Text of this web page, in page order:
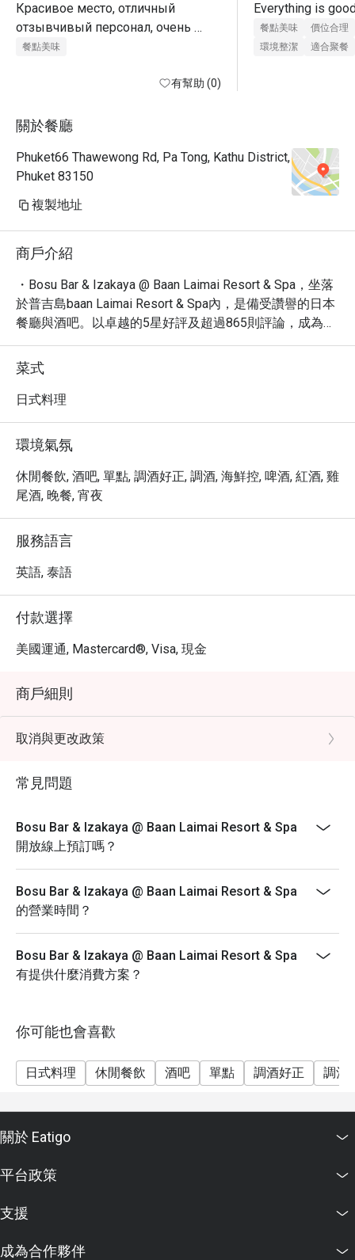
Красивое место, отличный
отзывчивый персонал, очень
вкусная еда . Воспользовались
餐點美味
有幫助 (0)
餐點美味
價位合理
環境整潔
適合聚餐
關於餐廳
Phuket66 Thawewong Rd, Pa Tong, Kathu District,
Phuket 83150
複製地址
商戶介紹
・Bosu Bar & Izakaya @ Baan Laimai Resort & Spa，坐落
於普吉島baan Laimai Resort & Spa內，是備受讚譽的日本
餐廳與酒吧。以卓越的5星好評及超過865則評論，成為午
餐、晚餐及獨自用餐的熱門首選。
・沉浸在輕鬆舒適的氛圍中，品嚐精緻小菜、咖啡、烈
酒、啤酒、葡萄酒及創意雞尾酒。網友大力推薦的調酒和
壽司捲，為您的味蕾帶來無與倫比的享受。這裡同時適合
・透過 Eatigo 預訂 Bosu Bar & Izakaya，即可享受高達 5
折的獨家優惠，為您的普吉島美食之旅增添更多驚喜與價
值。
菜式
日式料理
環境氣氛
休閒餐飲, 酒吧, 單點, 調酒好正, 調酒, 海鮮控, 啤酒, 紅酒, 雞
尾酒, 晚餐, 宵夜
服務語言
英語, 泰語
付款選擇
美國運通, Mastercard®, Visa, 現金
商戶細則
取消與更改政策
常見問題
Bosu Bar & Izakaya @ Baan Laimai Resort & Spa
開放線上預訂嗎？
Bosu Bar & Izakaya @ Baan Laimai Resort & Spa
的營業時間？
Bosu Bar & Izakaya @ Baan Laimai Resort & Spa
有提供什麼消費方案？
你可能也會喜歡
日式料理 休閒餐飲 酒吧 單點 調酒好正 調酒
關於 Eatigo
平台政策
支援
成為合作夥伴